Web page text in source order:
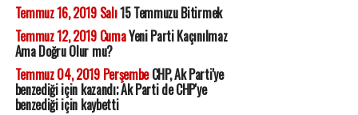
Temmuz 16, 2019 Salı15 Temmuzu Bitirmek
Temmuz 12, 2019 CumaYeni Parti Kaçınılmaz
Ama Doğru Olur mu?
Temmuz 04, 2019 PerşembeCHP, Ak Parti'ye
benzediği için kazandı; Ak Parti de CHP'ye
benzediği için kaybetti